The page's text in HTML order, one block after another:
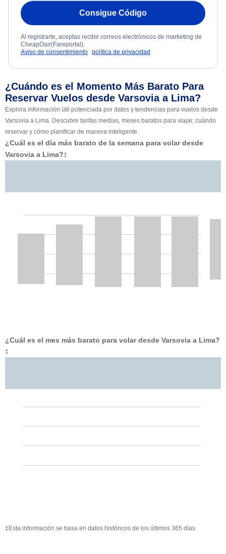
Consigue Código
Al registrarte, aceptas recibir correos electrónicos de marketing de
CheapOair(Fareportal).
Aviso de consentimiento política de privacidad
¿Cuándo es el Momento Más Barato Para
Reservar Vuelos desde Varsovia a Lima?
Explora información útil potenciada por datos y tendencias para vuelos desde
Varsovia a Lima. Descubre tarifas medias, meses baratos para viajar, cuándo
reservar y cómo planificar de manera inteligente.
¿Cuál es el día más barato de la semana para volar desde
Varsovia a Lima?‡
¿Cuál es el mes más barato para volar desde Varsovia a Lima?
‡
‡Esta información se basa en datos históricos de los últimos 365 días.